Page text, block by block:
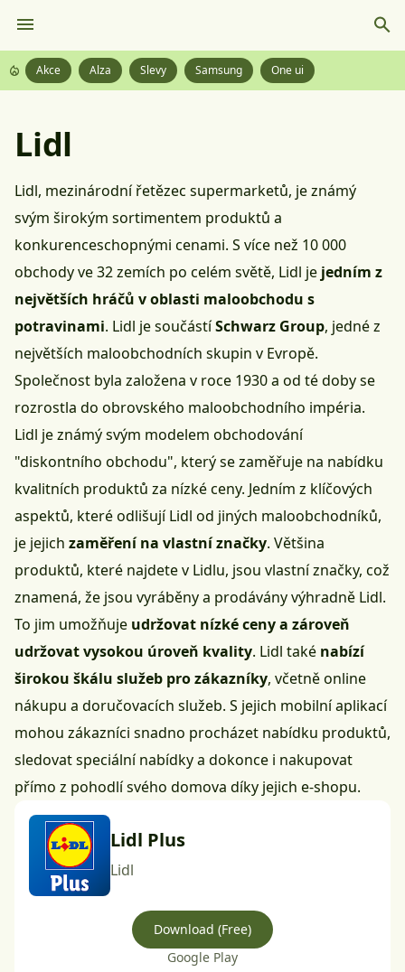
Akce Alza Slevy Samsung One ui
Lidl
Lidl, mezinárodní řetězec supermarketů, je známý
svým širokým sortimentem produktů a
konkurenceschopnými cenami. S více než 10 000
obchody ve 32 zemích po celém světě, Lidl je jedním z
největších hráčů v oblasti maloobchodu s
potravinami. Lidl je součástíSchwarz Group, jedné z
největších maloobchodních skupin v Evropě.
Společnost byla založena v roce 1930 a od té doby se
rozrostla do obrovského maloobchodního impéria.
Lidl je známý svým modelem obchodování
"diskontního obchodu", který se zaměřuje na nabídku
kvalitních produktů za nízké ceny. Jedním z klíčových
aspektů, které odlišují Lidl od jiných maloobchodníků,
je jejich zaměření na vlastní značky. Většina
produktů, které najdete v Lidlu, jsou vlastní značky, což
znamená, že jsou vyráběny a prodávány výhradně Lidl.
To jim umožňuje udržovat nízké ceny a zároveň
udržovat vysokou úroveň kvality. Lidl také nabízí
širokou škálu služeb pro zákazníky, včetně online
nákupu a doručovacích služeb. S jejich mobilní aplikací
mohou zákazníci snadno procházet nabídku produktů,
sledovat speciální nabídky a dokonce i nakupovat
přímo z pohodlí svého domova díky jejich e-shopu.
Lidl Plus
Lidl
Download (Free)
Google Play